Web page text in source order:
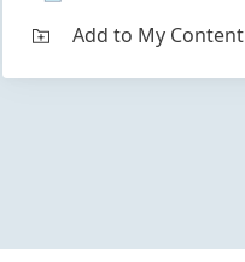
Add to My Content